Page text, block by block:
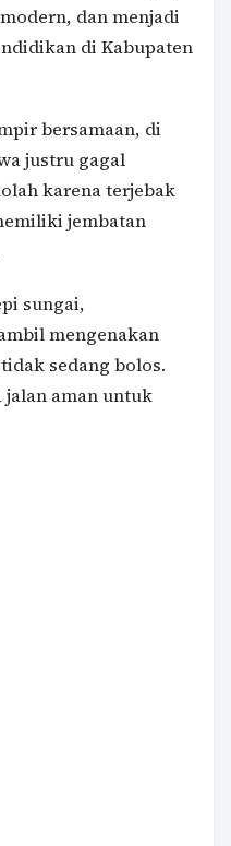
dan menjadi
di Kabupaten
bersamaan, di
justru gagal
karena terjebak
jembatan
sungai,
mengenakan
sedang bolos.
jalan aman untuk